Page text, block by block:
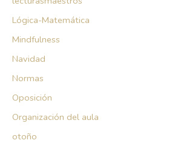
Lógica-Matemática
Mindfulness
Navidad
Normas
Oposición
Organización del aula
otoño